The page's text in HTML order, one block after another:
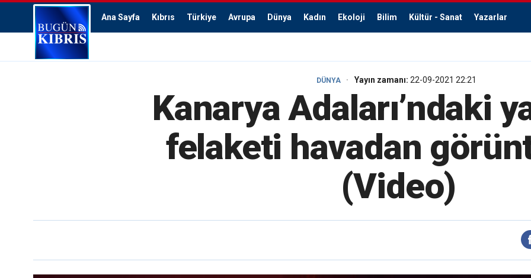
Ana Sayfa Kıbrıs Türkiye Avrupa Dünya Kadın Ekoloji Bilim Kültür - Sanat Yazarlar
DÜNYA Yayın zamanı: 22-09-2021 22:21
Kanarya Adaları’ndaki
felaketi havadan
(Video)